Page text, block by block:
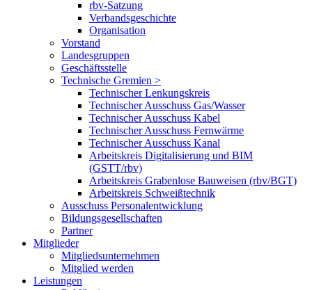
rbv-Satzung
Verbandsgeschichte
Organisation
Vorstand
Landesgruppen
Geschäftsstelle
Technische Gremien >
Technischer Lenkungskreis
Technischer Ausschuss Gas/Wasser
Technischer Ausschuss Kabel
Technischer Ausschuss Fernwärme
Technischer Ausschuss Kanal
Arbeitskreis Digitalisierung und BIM
(GSTT/rbv)
Arbeitskreis Grabenlose Bauweisen (rbv/BGT)
Arbeitskreis Schweißtechnik
Ausschuss Personalentwicklung
Bildungsgesellschaften
Partner
Mitglieder
Mitgliedsunternehmen
Mitglied werden
Leistungen